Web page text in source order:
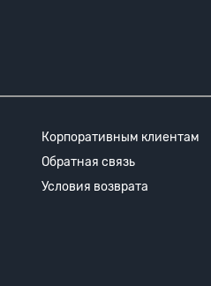
Корпоративным клиентам
Обратная связь
Условия возврата